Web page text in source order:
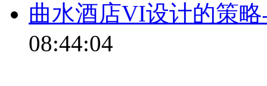
曲水酒店VI设计的策
08:44:04